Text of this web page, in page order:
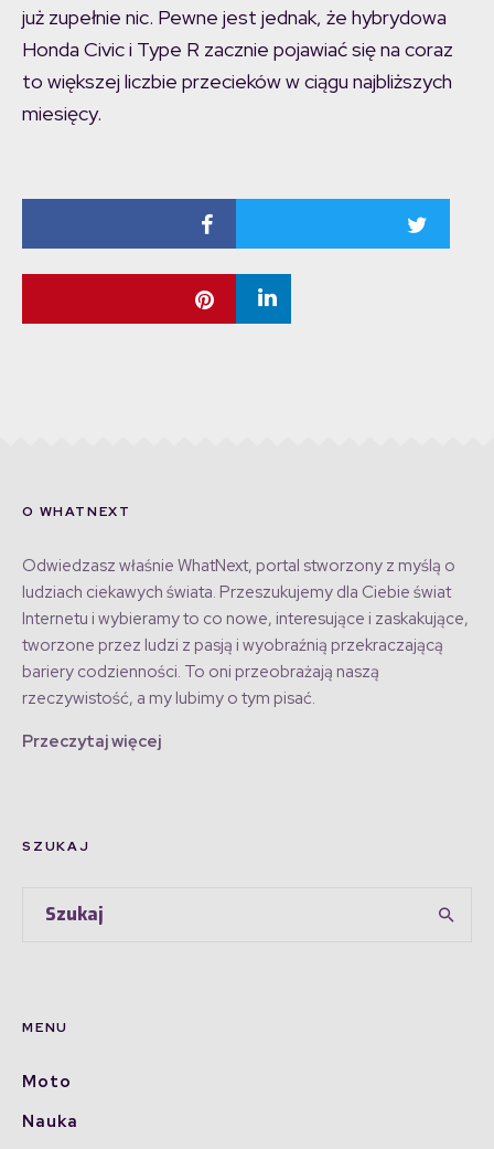
już zupełnie nic. Pewne jest jednak, że hybrydowa
Honda Civic i Type R zacznie pojawiać się na coraz
to większej liczbie przecieków w ciągu najbliższych
miesięcy.
O WHATNEXT
Odwiedzasz właśnie WhatNext, portal stworzony z myślą o
ludziach ciekawych świata. Przeszukujemy dla Ciebie świat
Internetu i wybieramy to co nowe, interesujące i zaskakujące,
tworzone przez ludzi z pasją i wyobraźnią przekraczającą
bariery codzienności. To oni przeobrażają naszą
rzeczywistość, a my lubimy o tym pisać.
Przeczytaj więcej
SZUKAJ
MENU
Moto
Nauka